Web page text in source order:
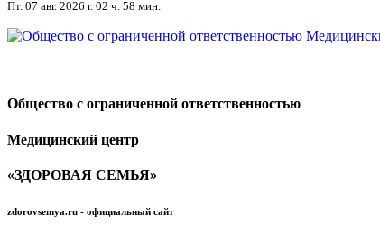
Пт. 07 авг. 2026 г. 02 ч. 58 мин.
Общество с ограниченной ответственностью
Медицинский центр
«ЗДОРОВАЯ СЕМЬЯ»
zdorovsemya.ru - официальный сайт